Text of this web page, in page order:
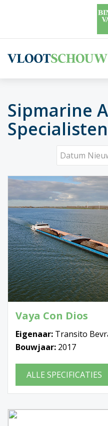
Sipmarine
Vaya Con Dios
Eigenaar: Transito
Bouwjaar: 2017
ALLE SPECIFICATIES